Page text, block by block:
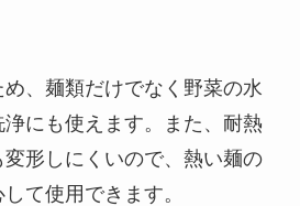
、麺類だけでなく野菜の水
にも使えます。また、耐熱
形しにくいので、熱い麺の
て使用できます。